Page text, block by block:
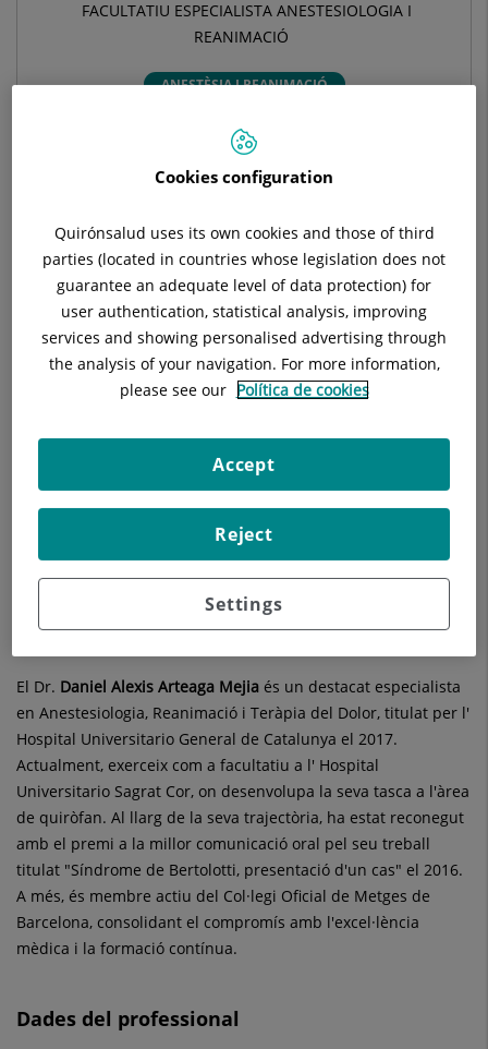
FACULTATIU ESPECIALISTA ANESTESIOLOGIA I
REANIMACIÓ
ANESTÈSIA I REANIMACIÓ
Demana cita amb aquest professional en altres
Hospital Universitari General de Catalunya
C/ Pedro i Pons, 1
08190 Sant Cugat del Vallés Barcelona
935 656 000
08029 Barcelona
El Dr. Daniel Alexis Arteaga Mejia és un destacat especialista
en Anestesiologia, Reanimació i Teràpia del Dolor, titulat per l'
Hospital Universitario General de Catalunya el 2017.
Actualment, exerceix com a facultatiu a l' Hospital
Universitario Sagrat Cor, on desenvolupa la seva tasca a l'àrea
de quiròfan. Al llarg de la seva trajectòria, ha estat reconegut
amb el premi a la millor comunicació oral pel seu treball
titulat "Síndrome de Bertolotti, presentació d'un cas" el 2016.
A més, és membre actiu del Col·legi Oficial de Metges de
Barcelona, ​​consolidant el compromís amb l'excel·lència
mèdica i la formació contínua.
Dades del professional
Cookies configuration
Quirónsalud uses its own cookies and those of third
parties (located in countries whose legislation does not
guarantee an adequate level of data protection) for
user authentication, statistical analysis, improving
services and showing personalised advertising through
the analysis of your navigation. For more information,
please see our Política de cookies
Settings
Reject
Accept